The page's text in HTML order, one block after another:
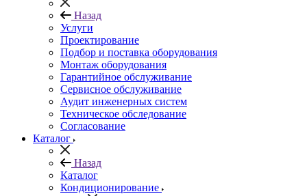
Назад
Услуги
Проектирование
Подбор и поставка оборудования
Монтаж оборудования
Гарантийное обслуживание
Сервисное обслуживание
Аудит инженерных систем
Техническое обследование
Согласование
Каталог
Назад
Каталог
Кондиционирование